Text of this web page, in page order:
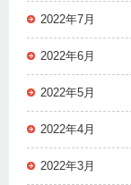
2022年7月
2022年6月
2022年5月
2022年4月
2022年3月